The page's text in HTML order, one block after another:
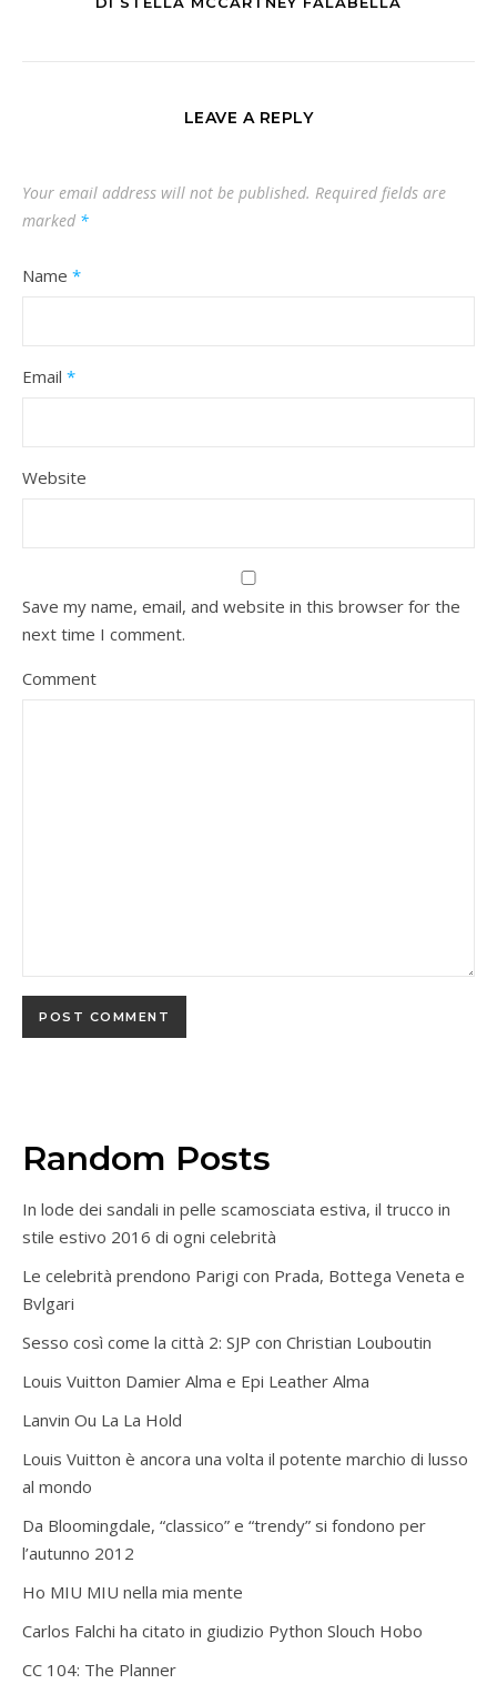
LEAVE A REPLY
Your email address will not be published. Required fields are
marked *
Name *
Email *
Website
Save my name, email, and website in this browser for the
next time I comment.
Comment
Random Posts
In lode dei sandali in pelle scamosciata estiva, il trucco in
stile estivo 2016 di ogni celebrità
Le celebrità prendono Parigi con Prada, Bottega Veneta e
Bvlgari
Sesso così come la città 2: SJP con Christian Louboutin
Louis Vuitton Damier Alma e Epi Leather Alma
Lanvin Ou La La Hold
Louis Vuitton è ancora una volta il potente marchio di lusso
al mondo
Da Bloomingdale, “classico” e “trendy” si fondono per
l’autunno 2012
Ho MIU MIU nella mia mente
Carlos Falchi ha citato in giudizio Python Slouch Hobo
CC 104: The Planner